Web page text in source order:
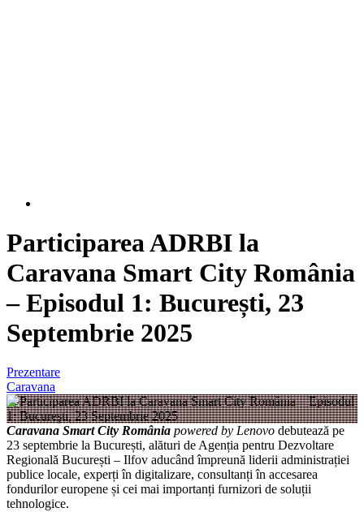
Participarea ADRBI la
Caravana Smart City România
– Episodul 1: București, 23
Septembrie 2025
Prezentare
Caravana
Caravana Smart City România powered by Lenovo debutează pe
23 septembrie la București, alături de Agenția pentru Dezvoltare
Regională București – Ilfov aducând împreună liderii administrației
publice locale, experți în digitalizare, consultanți în accesarea
fondurilor europene și cei mai importanți furnizori de soluții
tehnologice.